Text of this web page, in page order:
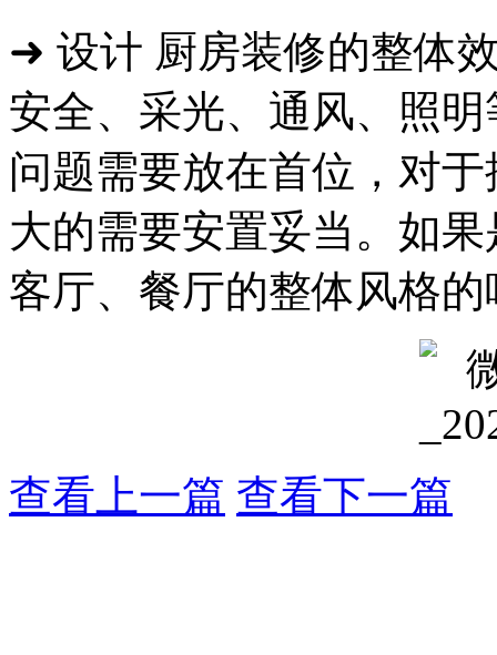
➜ 设计 厨房装修的整体
安全、采光、通风、照
问题需要放在首位，对
大的需要安置妥当。如
客厅、餐厅的整体风格的
查看上一篇 查看下一篇